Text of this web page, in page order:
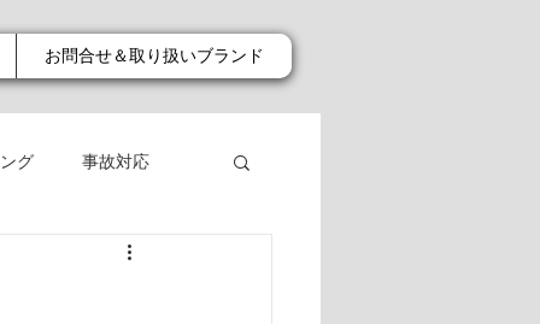
お問合せ＆取り扱いブランド
グ 事故対応